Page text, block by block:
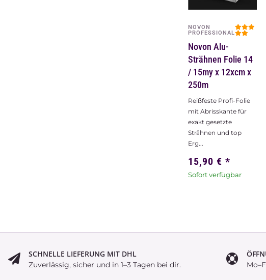
WELLA
Wella SP
Smoothen
Infusion 6x5ml
Wella SP Smoothen
21,90 €*
730,00 € pro 1 l
Sofort verfügbar
Lieferzeit:
Werktage
Ausland
abweichend)
SCHNELLE LIEFERUNG MIT DHL
Zuverlässig, sicher und in 1–3 Tagen bei dir.